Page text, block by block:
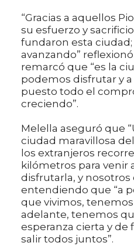
“Gracias a aquellos
su esfuerzo y
fundaron esta
avanzando”
remarcó que “es la
podemos disfrutar y
puesto todo el
creciendo”.
Melella aseguró que
ciudad maravillosa
los extranjeros
kilómetros para venir
disfrutarla, y nosotros
entendiendo que “a
que vivimos,
adelante, tenemos
esperanza cierta y de
salir todos juntos”.